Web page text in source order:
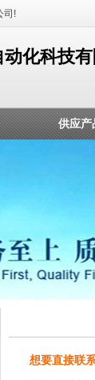
司!
化科技有
供应产
想要直接联